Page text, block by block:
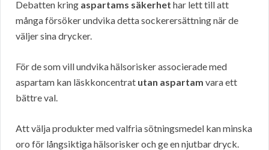
Debatten kring aspartams säkerhet har lett till att
många försöker undvika detta sockerersättning när de
väljer sina drycker.
För de som vill undvika hälsorisker associerade med
aspartam kan läskkoncentrat utan aspartam vara ett
bättre val.
Att välja produkter med valfria sötningsmedel kan minska
oro för långsiktiga hälsorisker och ge en njutbar dryck.